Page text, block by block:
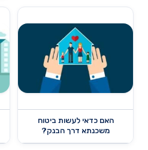
האם כדאי לעשות ביטוח
משכנתא דרך הבנק?